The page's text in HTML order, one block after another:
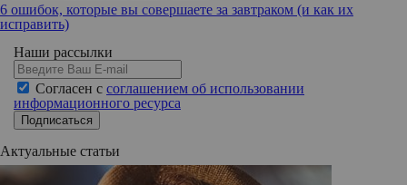
6 ошибок, которые вы совершаете за завтраком (и как их
исправить)
Наши рассылки
Согласен с соглашением об использовании
информационного ресурса
Подписаться
Актуальные статьи